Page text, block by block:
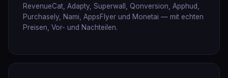
RevenueCat, Adapty, Superwall, Qonversion, Apphud,
Purchasely, Nami, AppsFlyer und Monetai — mit echten
Preisen, Vor- und Nachteilen.